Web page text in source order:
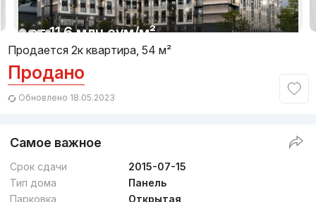
от11.6 млн сум/м²
Сдача 3кв 2026
ЖК «Binkat»
1/10
Продается 2к квартира, 54 м²
Продано
Обновлено 18.05.2023
Самое важное
Срок сдачи
2015-07-15
Тип дома
Панель
Парковка
Открытая